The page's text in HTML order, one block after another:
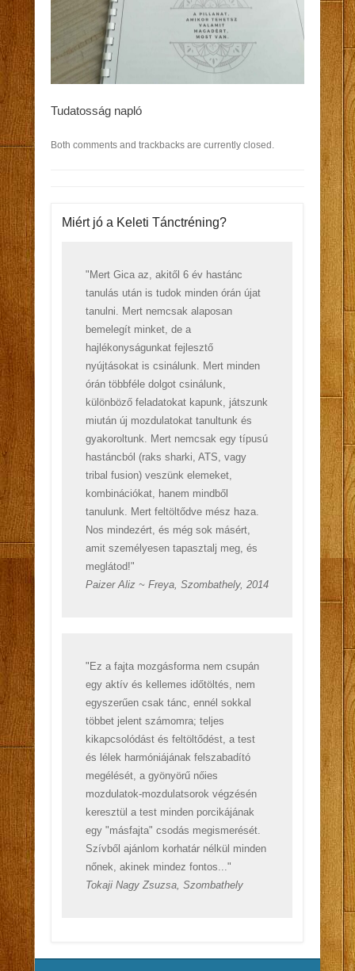
Tudatosság napló
Both comments and trackbacks are currently closed.
Miért jó a Keleti Tánctréning?
"Mert Gica az, akitől 6 év hastánc
tanulás után is tudok minden órán újat
tanulni. Mert nemcsak alaposan
bemelegít minket, de a
hajlékonyságunkat fejlesztő
nyújtásokat is csinálunk. Mert minden
órán többféle dolgot csinálunk,
különböző feladatokat kapunk, játszunk
miután új mozdulatokat tanultunk és
gyakoroltunk. Mert nemcsak egy típusú
hastáncból (raks sharki, ATS, vagy
tribal fusion) veszünk elemeket,
kombinációkat, hanem mindből
tanulunk. Mert feltöltődve mész haza.
Nos mindezért, és még sok másért,
amit személyesen tapasztalj meg, és
meglátod!"
Paizer Aliz ~ Freya, Szombathely, 2014
"Ez a fajta mozgásforma nem csupán
egy aktív és kellemes időtöltés, nem
egyszerűen csak tánc, ennél sokkal
többet jelent számomra; teljes
kikapcsolódást és feltöltődést, a test
és lélek harmóniájának felszabadító
megélését, a gyönyörű nőies
mozdulatok-mozdulatsorok végzésén
keresztül a test minden porcikájának
egy "másfajta" csodás megismerését.
Szívből ajánlom korhatár nélkül minden
nőnek, akinek mindez fontos..."
Tokaji Nagy Zsuzsa, Szombathely